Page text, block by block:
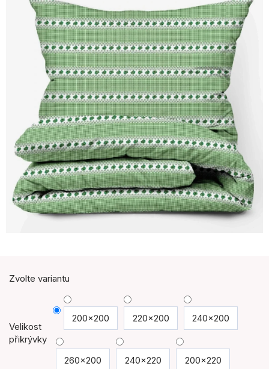
Zvolte variantu
Velikost
přikrývky
200x200 220x200 240x200
260x200 240x220 200x220